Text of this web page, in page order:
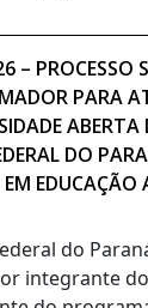
– PROCESSO
PARA
DO
EM
do
integrante